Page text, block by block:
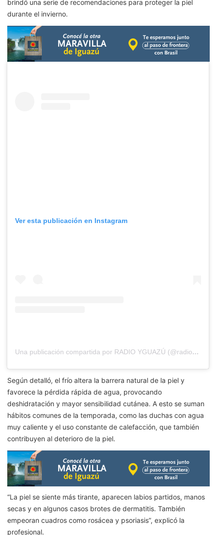
brindó una serie de recomendaciones para proteger la piel
durante el invierno.
Ver esta publicación en Instagram
Una publicación compartida por RADIO YGUAZÚ (@radioyguazu)
Según detalló, el frío altera la barrera natural de la piel y
favorece la pérdida rápida de agua, provocando
deshidratación y mayor sensibilidad cutánea. A esto se suman
hábitos comunes de la temporada, como las duchas con agua
muy caliente y el uso constante de calefacción, que también
contribuyen al deterioro de la piel.
“La piel se siente más tirante, aparecen labios partidos, manos
secas y en algunos casos brotes de dermatitis. También
empeoran cuadros como rosácea y psoriasis”, explicó la
profesional.